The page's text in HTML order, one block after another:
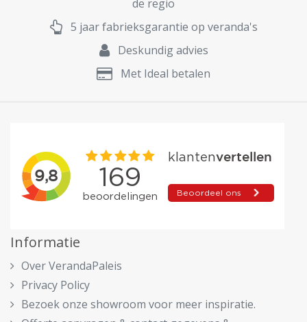
de regio
5 jaar fabrieksgarantie op veranda's
Deskundig advies
Met Ideal betalen
Informatie
Over VerandaPaleis
Privacy Policy
Bezoek onze showroom voor meer inspiratie.